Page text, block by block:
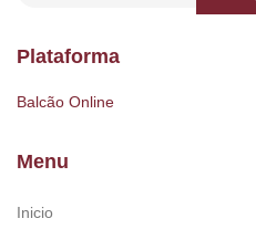
Plataforma
Balcão Online
Menu
Inicio